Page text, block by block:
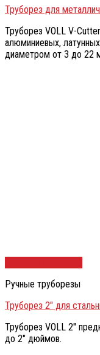
Труборез для
Труборез VOLL V-
алюминиевых,
диаметром от 3 до 22
Ручные труборезы
Труборез 2″ для
Труборез VOLL 2″
до 2″ дюймов.